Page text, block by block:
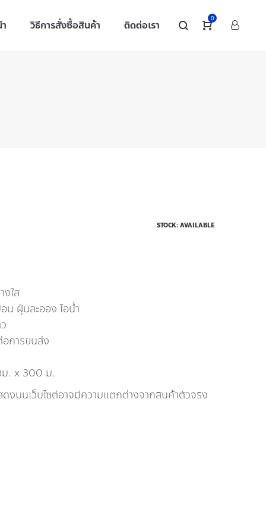
วิธีการสั่งซื้อสินค้า ติดต่อเรา 0
STOCK: AVAILABLE
ใส
น ฝุ่นละออง ไอน้ำ
การขนส่ง
ม. x 300 ม.
งบนเว็บไซต์อาจมีความแตกต่างจากสินค้าตัวจริง